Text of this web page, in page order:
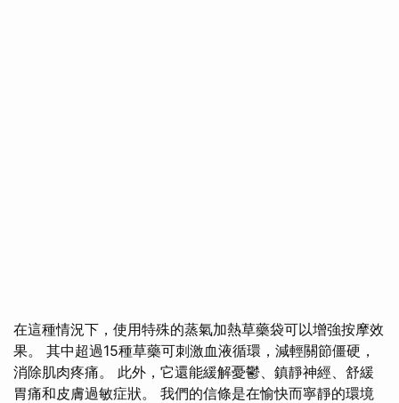
在這種情況下，使用特殊的蒸氣加熱草藥袋可以增強按摩效
果。 其中超過15種草藥可刺激血液循環，減輕關節僵硬，
消除肌肉疼痛。 此外，它還能緩解憂鬱、鎮靜神經、舒緩
胃痛和皮膚過敏症狀。 我們的信條是在愉快而寧靜的環境